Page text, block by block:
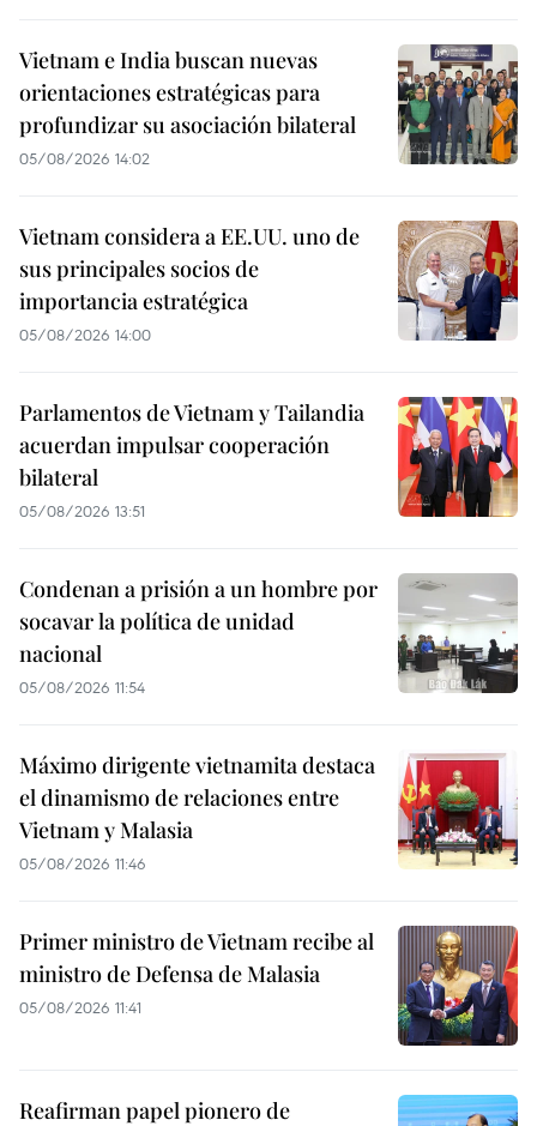
Vietnam e India buscan nuevas
orientaciones estratégicas para
profundizar su asociación bilateral
05/08/2026 14:02
Vietnam considera a EE.UU. uno de
sus principales socios de
importancia estratégica
05/08/2026 14:00
Parlamentos de Vietnam y Tailandia
acuerdan impulsar cooperación
bilateral
05/08/2026 13:51
Condenan a prisión a un hombre por
socavar la política de unidad
nacional
05/08/2026 11:54
Máximo dirigente vietnamita destaca
el dinamismo de relaciones entre
Vietnam y Malasia
05/08/2026 11:46
Primer ministro de Vietnam recibe al
ministro de Defensa de Malasia
05/08/2026 11:41
Reafirman papel pionero de